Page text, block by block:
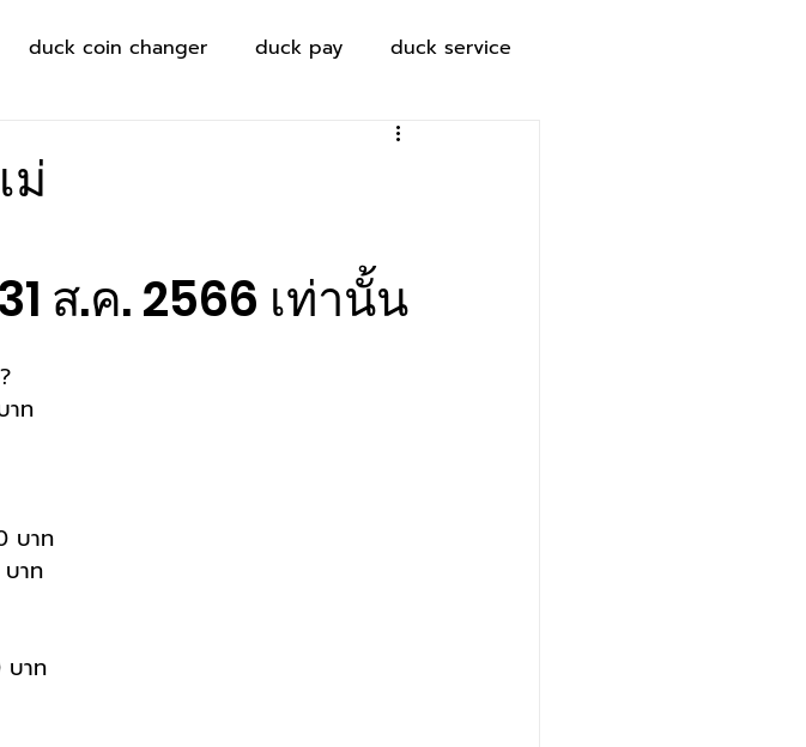
duck coin changer duck pay duck service
ม่
ส.ค. 2566 เท่านั้น
าท
บาท
าท
บาท